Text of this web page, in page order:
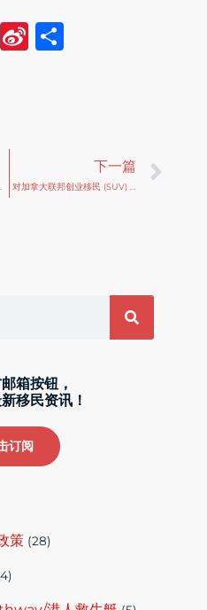
WeChat
Sina
下一篇
箱按钮，
移民资讯！
订阅
策 (28)